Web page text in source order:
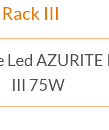
Rack III
AZURITE
III 75W